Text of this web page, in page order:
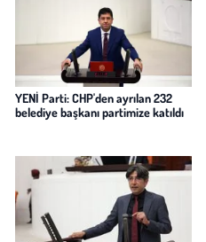
YENİ Parti: CHP'den ayrılan 232
belediye başkanı partimize katıldı